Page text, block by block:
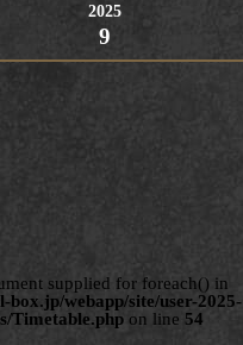
2025
9
supplied for foreach() in
box.jp/webapp/site/user-2025-
Timetable.php on line 54